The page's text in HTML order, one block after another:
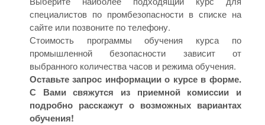
специалистов по промбезопасности в списке на
сайте или позвоните по телефону.
Стоимость программы обучения курса по
промышленной безопасности зависит от
выбранного количества часов и режима обучения.
Оставьте запрос информации о курсе в форме.
С Вами свяжутся из приемной комиссии и
подробно расскажут о возможных вариантах
обучения!